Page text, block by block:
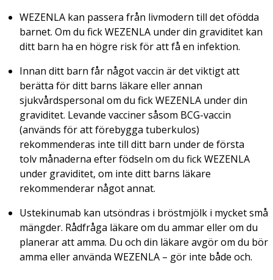
WEZENLA kan passera från livmodern till det ofödda
barnet. Om du fick WEZENLA under din graviditet kan
ditt barn ha en högre risk för att få en infektion.
Innan ditt barn får något vaccin är det viktigt att
berätta för ditt barns läkare eller annan
sjukvårdspersonal om du fick WEZENLA under din
graviditet. Levande vacciner såsom BCG-vaccin
(används för att förebygga tuberkulos)
rekommenderas inte till ditt barn under de första
tolv månaderna efter födseln om du fick WEZENLA
under graviditet, om inte ditt barns läkare
rekommenderar något annat.
Ustekinumab kan utsöndras i bröstmjölk i mycket små
mängder. Rådfråga läkare om du ammar eller om du
planerar att amma. Du och din läkare avgör om du bör
amma eller använda WEZENLA – gör inte både och.